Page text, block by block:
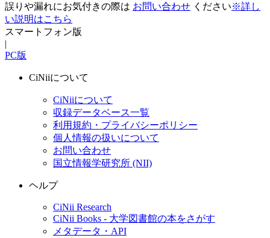
誤りや漏れにお気付きの際は お問い合わせ ください※詳し
い説明はこちら
スマートフォン版
|
PC版
CiNiiについて
CiNiiについて
収録データベース一覧
利用規約・プライバシーポリシー
個人情報の扱いについて
お問い合わせ
国立情報学研究所 (NII)
ヘルプ
CiNii Research
CiNii Books - 大学図書館の本をさがす
メタデータ・API